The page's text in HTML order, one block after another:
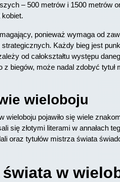
– 500 metrów i 1500 metrów
ponieważ wymaga od
Każdy bieg jest
od całokształtu występu
z biegów, może nadal zdobyć
wieloboju
wieloboju pojawiło się wiele
się złotymi literami w annałach
oraz tytułów mistrza świata
w